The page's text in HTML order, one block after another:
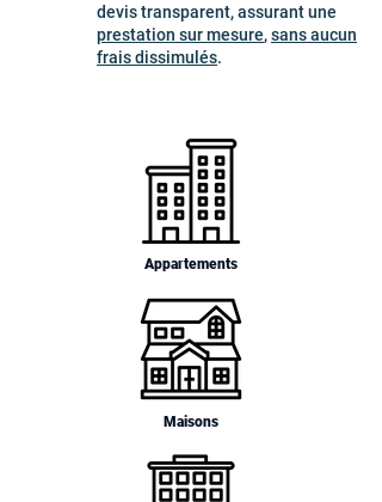
devis transparent, assurant une
prestation sur mesure,sans aucun
frais dissimulés.
Appartements
Maisons